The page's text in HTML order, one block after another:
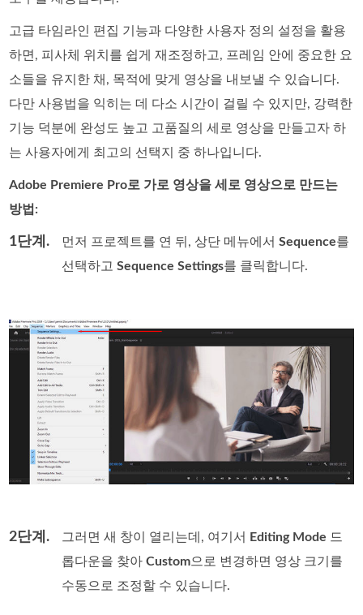
고급 타임라인 편집 기능과 다양한 사용자 정의 설정을 활용
하면, 피사체 위치를 쉽게 재조정하고, 프레임 안에 중요한 요
소들을 유지한 채, 목적에 맞게 영상을 내보낼 수 있습니다.
다만 사용법을 익히는 데 다소 시간이 걸릴 수 있지만, 강력한
기능 덕분에 완성도 높고 고품질의 세로 영상을 만들고자 하
는 사용자에게 최고의 선택지 중 하나입니다.
Adobe Premiere Pro로 가로 영상을 세로 영상으로 만드는
방법:
1단계. 먼저 프로젝트를 연 뒤, 상단 메뉴에서Sequence를
선택하고Sequence Settings를 클릭합니다.
2단계. 그러면 새 창이 열리는데, 여기서 Editing Mode 드
롭다운을 찾아Custom으로 변경하면 영상 크기를
수동으로 조정할 수 있습니다.